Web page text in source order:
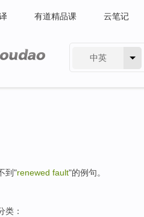
有道精品课 云笔记
中英
到"renewed fault"的例句。
类：